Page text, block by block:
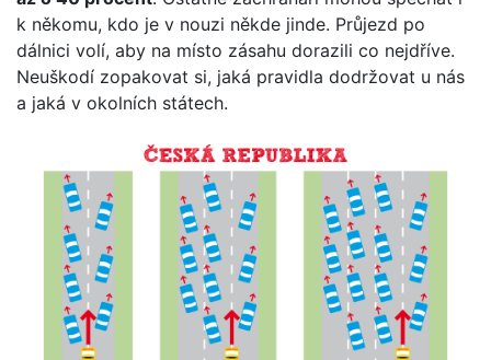
k někomu, kdo je v nouzi někde jinde. Průjezd po
dálnici volí, aby na místo zásahu dorazili co nejdříve.
Neuškodí zopakovat si, jaká pravidla dodržovat u nás
a jaká v okolních státech.